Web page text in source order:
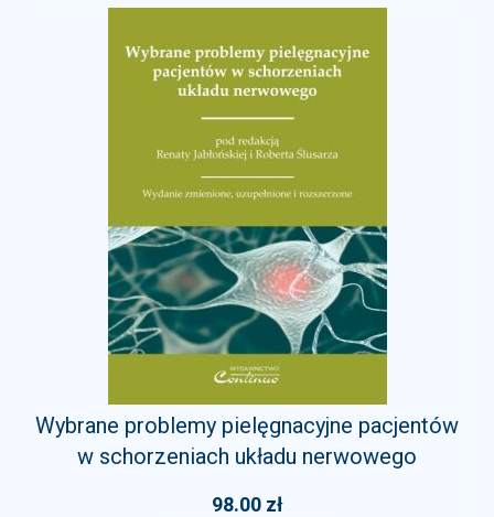
Wybrane problemy pielęgnacyjne pacjentów
w schorzeniach układu nerwowego
98.00 zł